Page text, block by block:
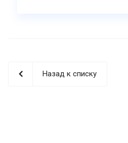
Назад к списку